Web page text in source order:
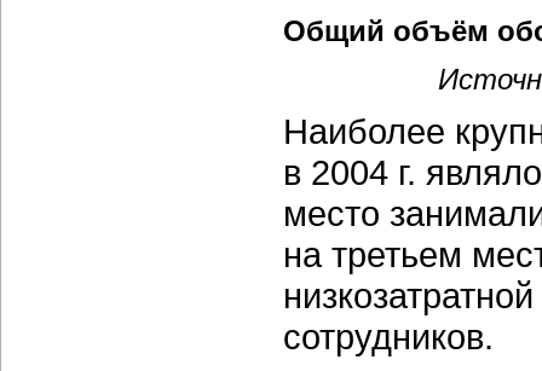
Общий объём
Наиболее
в 2004 г.
место
на третьем
сотрудников.